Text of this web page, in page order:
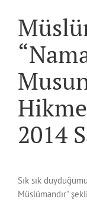
2014
Sık sık
Müslümandır”